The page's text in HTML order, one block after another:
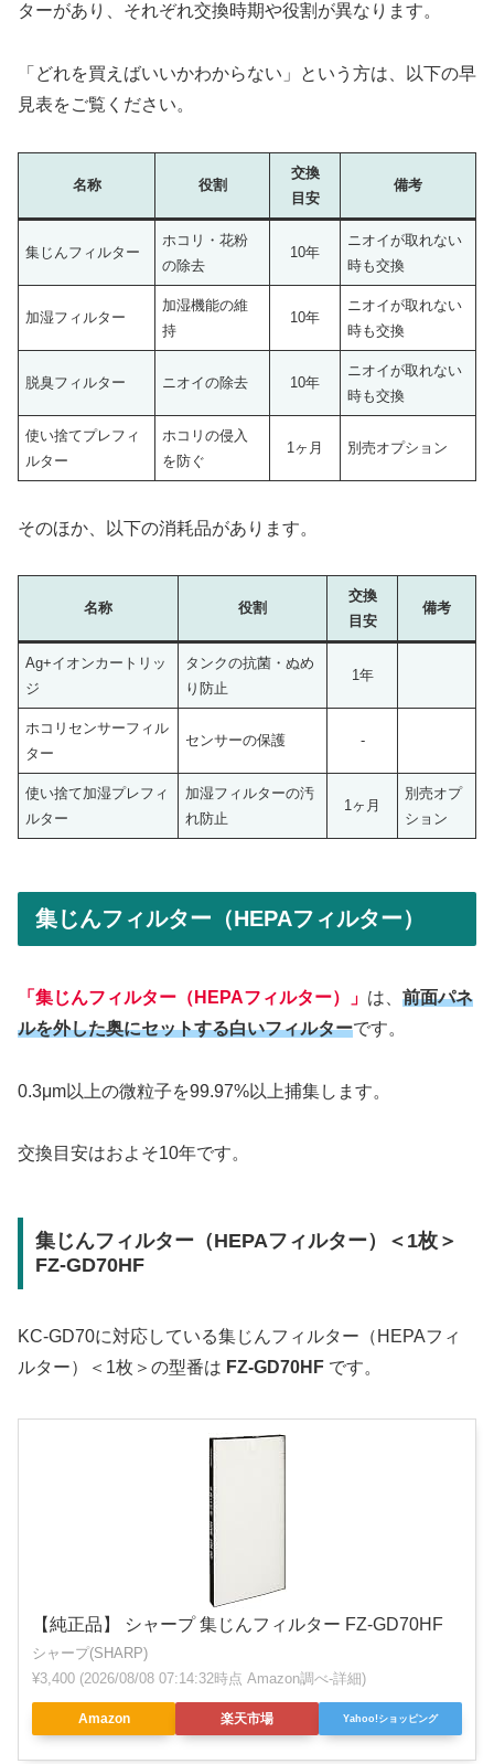
ターがあり、それぞれ交換時期や役割が異なります。
「どれを買えばいいかわからない」という方は、以下の早
見表をご覧ください。
名称 役割
交換
目安
備考
集じんフィルター
ホコリ・花粉
の除去
10年
ニオイが取れない
時も交換
加湿フィルター
加湿機能の維
持
10年
ニオイが取れない
時も交換
脱臭フィルター ニオイの除去 10年
ニオイが取れない
時も交換
使い捨てプレフィ
ルター
ホコリの侵入
を防ぐ
1ヶ月 別売オプション
そのほか、以下の消耗品があります。
名称 役割
交換
目安
備考
Ag+イオンカートリッ
ジ
タンクの抗菌・ぬめ
り防止
1年
ホコリセンサーフィル
ター
センサーの保護 -
使い捨て加湿プレフィ
ルター
加湿フィルターの汚
れ防止
1ヶ月
別売オプ
ション
集じんフィルター（HEPAフィルター）
「集じんフィルター（HEPAフィルター）」 は、 前面パネ
ルを外した奥にセットする白いフィルターです。
0.3μm以上の微粒子を99.97%以上捕集します。
交換目安はおよそ10年です。
集じんフィルター（HEPAフィルター）＜1枚＞
FZ-GD70HF
KC-GD70に対応している集じんフィルター（HEPAフィ
ルター）＜1枚＞の型番は FZ-GD70HF です。
【純正品】 シャープ 集じんフィルター FZ-GD70HF
シャープ(SHARP)
¥3,400 (2026/08/08 07:14:32時点 Amazon調べ-詳細)
Amazon 楽天市場 Yahoo!ショッピング